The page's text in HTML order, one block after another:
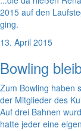
2015 auf den
ging.
13. April 2015
Bowling
Zum Bowling haben
der Mitglieder des
Auf drei Bahnen
hatte jeder eine